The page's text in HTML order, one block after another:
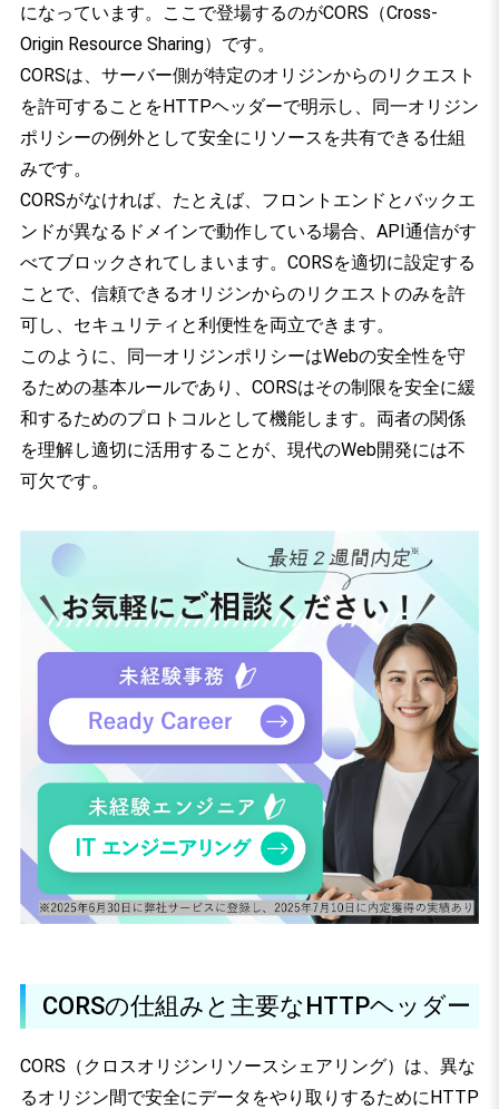
になっています。ここで登場するのがCORS（Cross-
Origin Resource Sharing）です。
CORSは、サーバー側が特定のオリジンからのリクエスト
を許可することをHTTPヘッダーで明示し、同一オリジン
ポリシーの例外として安全にリソースを共有できる仕組
みです。
CORSがなければ、たとえば、フロントエンドとバックエ
ンドが異なるドメインで動作している場合、API通信がす
べてブロックされてしまいます。CORSを適切に設定する
ことで、信頼できるオリジンからのリクエストのみを許
可し、セキュリティと利便性を両立できます。
このように、同一オリジンポリシーはWebの安全性を守
るための基本ルールであり、CORSはその制限を安全に緩
和するためのプロトコルとして機能します。両者の関係
を理解し適切に活用することが、現代のWeb開発には不
可欠です。
CORSの仕組みと主要なHTTPヘッダー
CORS（クロスオリジンリソースシェアリング）は、異な
るオリジン間で安全にデータをやり取りするためにHTTP